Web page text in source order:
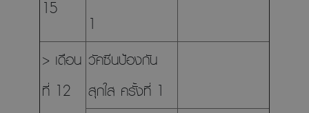
15
1
> เดือน
ที่ 12
วัคซีนป้องกัน
สุกใส ครั้งที่ 1